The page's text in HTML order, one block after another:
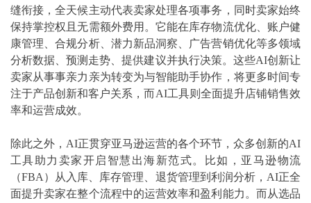
缝衔接，全天候主动代表卖家处理各项事务，同时卖家始终
保持掌控权且无需额外费用。它能在库存物流优化、账户健
康管理、合规分析、潜力新品洞察、广告营销优化等多领域
分析数据、预测走势、提供建议并执行决策。这些AI创新让
卖家从事事亲力亲为转变为与智能助手协作，将更多时间专
注于产品创新和客户关系，而AI工具则全面提升店铺销售效
率和运营成效。
除此之外，AI正贯穿亚马逊运营的各个环节，众多创新的AI
工具助力卖家开启智慧出海新范式。比如，亚马逊物流
（FBA）从入库、库存管理、退货管理到利润分析，AI正全
面提升卖家在整个流程中的运营效率和盈利能力。而从选品